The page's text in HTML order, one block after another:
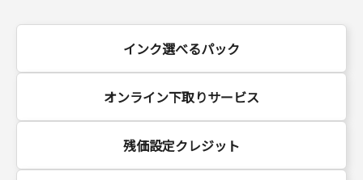
インク選べるパック
オンライン下取りサービス
残価設定クレジット